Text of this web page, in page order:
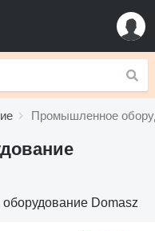
Промышленное
Domasz